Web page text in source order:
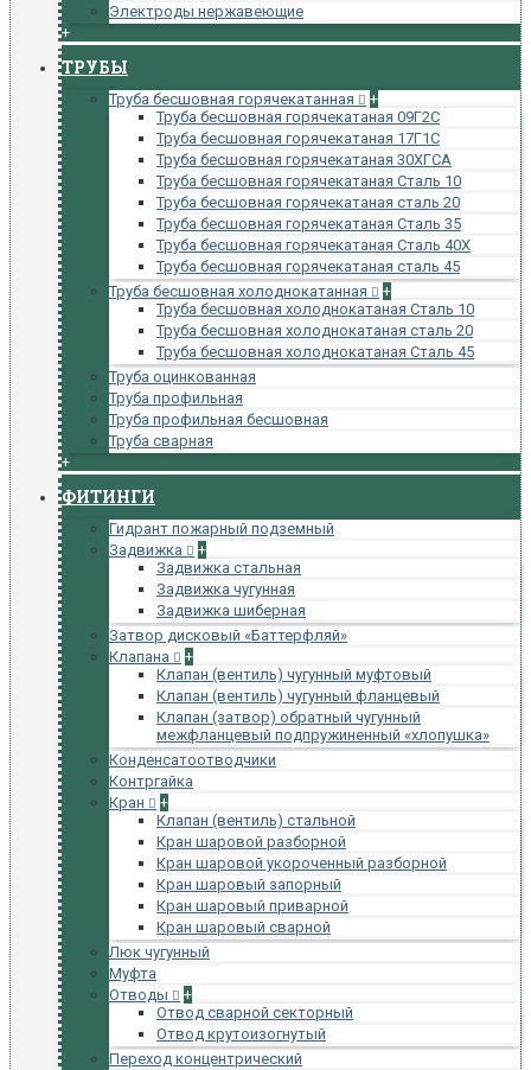
Электроды нержавеющие
+
ТРУБЫ
Труба бесшовная горячекатанная
+
Труба бесшовная горячекатаная 09Г2С
Труба бесшовная горячекатаная 17Г1С
Труба бесшовная горячекатаная 30ХГСА
Труба бесшовная горячекатаная Сталь 10
Труба бесшовная горячекатаная сталь 20
Труба бесшовная горячекатаная Сталь 35
Труба бесшовная горячекатаная Сталь 40Х
Труба бесшовная горячекатаная сталь 45
Труба бесшовная холоднокатанная
+
Труба бесшовная холоднокатаная Сталь 10
Труба бесшовная холоднокатаная сталь 20
Труба бесшовная холоднокатаная Сталь 45
Труба оцинкованная
Труба профильная
Труба профильная бесшовная
Труба сварная
+
ФИТИНГИ
Гидрант пожарный подземный
Задвижка
+
Задвижка стальная
Задвижка чугунная
Задвижка шиберная
Затвор дисковый «Баттерфляй»
Клапана
+
Клапан (вентиль) чугунный муфтовый
Клапан (вентиль) чугунный фланцевый
Клапан (затвор) обратный чугунный
межфланцевый подпружиненный «хлопушка»
Конденсатоотводчики
Контргайка
Кран
+
Клапан (вентиль) стальной
Кран шаровой разборной
Кран шаровой укороченный разборной
Кран шаровый запорный
Кран шаровый приварной
Кран шаровый сварной
Люк чугунный
Муфта
Отводы
+
Отвод сварной секторный
Отвод крутоизогнутый
Переход концентрический